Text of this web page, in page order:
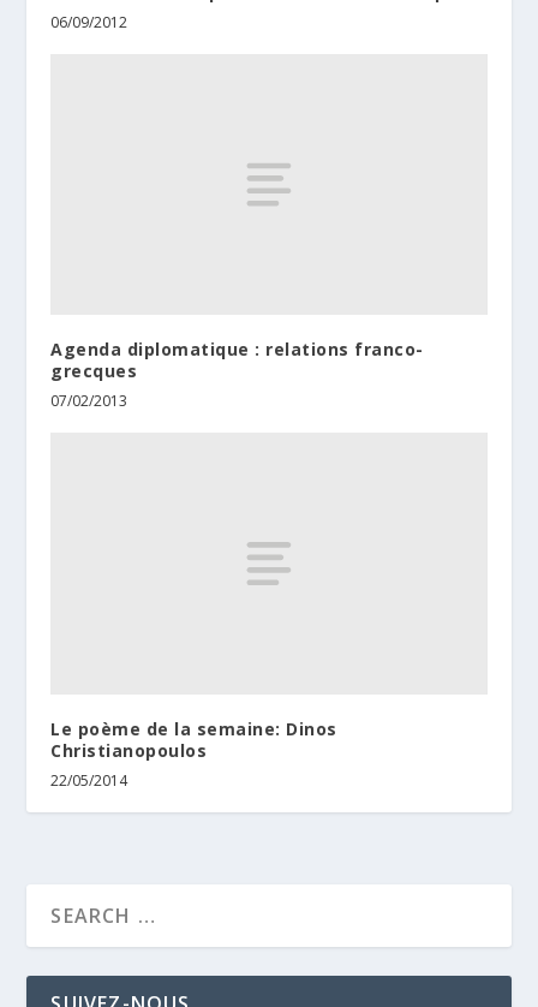
06/09/2012
Agenda diplomatique : relations franco-
grecques
07/02/2013
Le poème de la semaine: Dinos
Christianopoulos
22/05/2014